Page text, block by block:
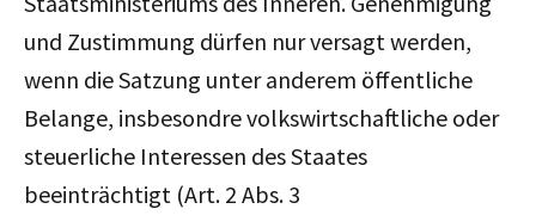
und Zustimmung dürfen nur versagt werden,
wenn die Satzung unter anderem öffentliche
Belange, insbesondre volkswirtschaftliche oder
steuerliche Interessen des Staates
beeinträchtigt (Art. 2 Abs. 3